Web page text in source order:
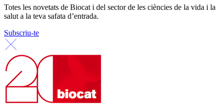
Totes les novetats de Biocat i del sector de les ciències de la vida i la
salut a la teva safata d’entrada.
Subscriu-te